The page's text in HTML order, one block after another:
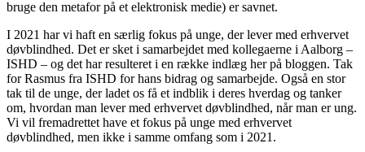
bruge den metafor på et elektronisk medie) er savnet.
I 2021 har vi haft en særlig fokus på unge, der lever med erhvervet
døvblindhed. Det er sket i samarbejdet med kollegaerne i Aalborg –
ISHD – og det har resulteret i en række indlæg her på bloggen. Tak
for Rasmus fra ISHD for hans bidrag og samarbejde. Også en stor
tak til de unge, der ladet os få et indblik i deres hverdag og tanker
om, hvordan man lever med erhvervet døvblindhed, når man er ung.
Vi vil fremadrettet have et fokus på unge med erhvervet
døvblindhed, men ikke i samme omfang som i 2021.